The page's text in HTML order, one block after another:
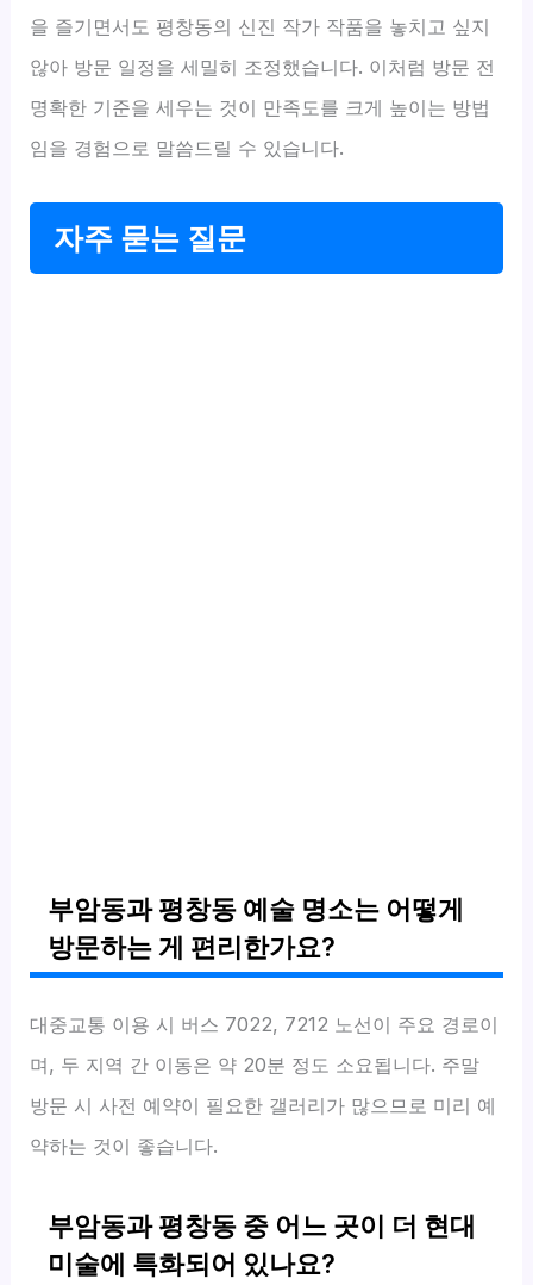
을 즐기면서도 평창동의 신진 작가 작품을 놓치고 싶지
않아 방문 일정을 세밀히 조정했습니다. 이처럼 방문 전
명확한 기준을 세우는 것이 만족도를 크게 높이는 방법
임을 경험으로 말씀드릴 수 있습니다.
자주 묻는 질문
부암동과 평창동 예술 명소는 어떻게
방문하는 게 편리한가요?
대중교통 이용 시 버스 7022, 7212 노선이 주요 경로이
며, 두 지역 간 이동은 약 20분 정도 소요됩니다. 주말
방문 시 사전 예약이 필요한 갤러리가 많으므로 미리 예
약하는 것이 좋습니다.
부암동과 평창동 중 어느 곳이 더 현대
미술에 특화되어 있나요?